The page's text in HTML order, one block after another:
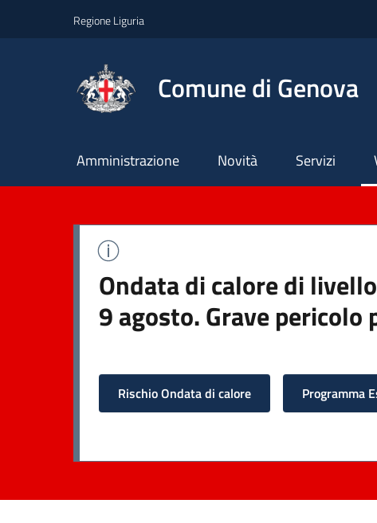
Regione Liguria
Comune di Genova
Principale
Amministrazione Novità Servizi
Ondata di calore di
9 agosto. Grave pericolo
Rischio Ondata di calore Programma